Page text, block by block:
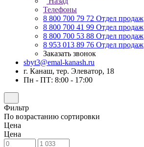
Телефоны
8 800 700 79 72 Отдел продаж
8 800 700 41 99 Отдел продаж
8 800 700 53 88 Отдел продаж
8 953 013 89 76 Отдел продаж
Заказать звонок
sbyt3@emal-kanash.ru
г. Канаш, тер. Элеватор, 18
Пн - ПТ: 8:00 - 17:00
Фильтр
По возрастанию сортировки
Цена
Цена